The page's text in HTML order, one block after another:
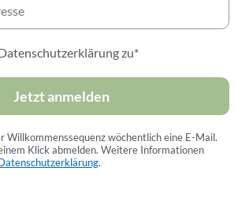
zu*
Jetzt anmelden
Willkommenssequenz wöchentlich eine E-Mail.
Klick abmelden. Weitere Informationen
.